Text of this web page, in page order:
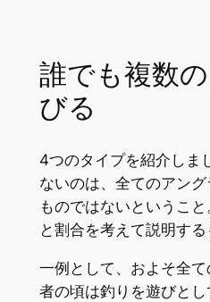
誰でも複数
びる
4つのタイプを紹介しま
ないのは、全てのアン
ものではないというこ
と割合を考えて説明する
一例として、およそ全
者の頃は釣りを遊びと